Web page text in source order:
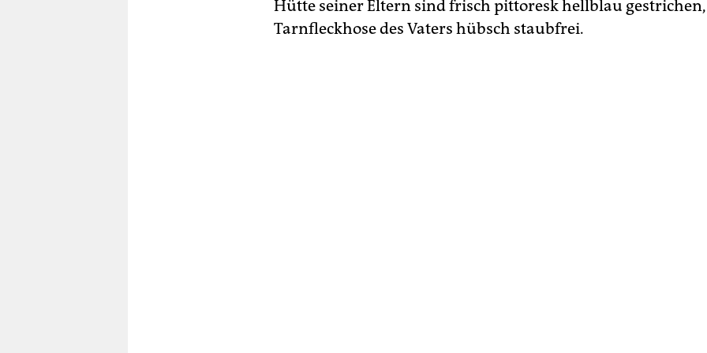
Hütte seiner Eltern sind frisch pittoresk hellblau
Tarnfleckhose des Vaters hübsch staubfrei.